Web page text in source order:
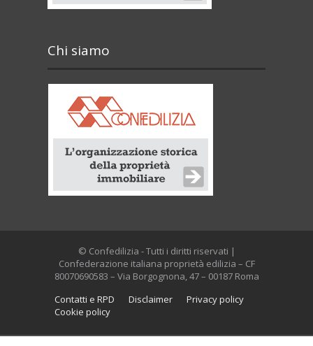
Chi siamo
© Confedilizia - Tutti i diritti riservati |
Confederazione italiana proprietà edilizia – CF
80070690583 – Via Borgognona, 47 – 00187 Roma
Contatti e RPD
Disclaimer
Privacy policy
Cookie policy